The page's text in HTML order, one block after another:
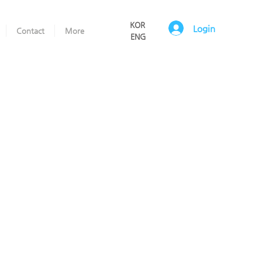
KOR
ENG
Login
Contact More